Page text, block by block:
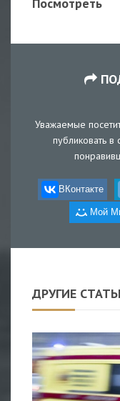
Уважаемые
публиковать в
ВКонтакте
Мой
ДРУГИЕ